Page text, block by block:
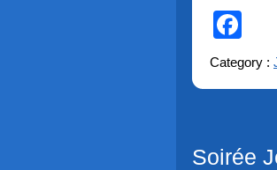
Category :
Soirée